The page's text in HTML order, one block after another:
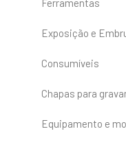
Ferramentas
Exposição e
Consumíveis
Chapas para
Equipamento e